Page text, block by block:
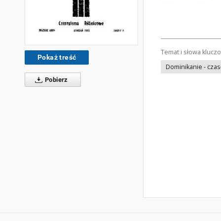
Pokaż treść
Pobierz
Temat i słowa
Dominikanie -